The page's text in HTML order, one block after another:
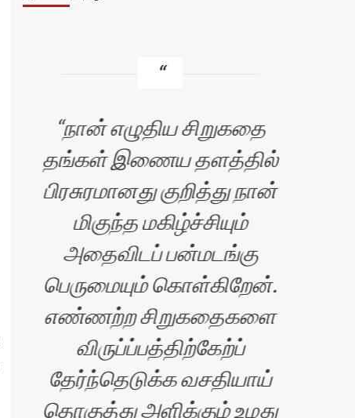
நான் எழுதிய சிறுகதை
தங்கள் இணைய தளத்தில்
பிரசுரமானது குறித்து நான்
மிகுந்த மகிழ்ச்சியும்
அதைவிடப் பன்மடங்கு
பெருமையும் கொள்கிறேன்.
எண்ணற்ற சிறுகதைகளை
விருப்ப்பத்திற்கேற்ப்
தேர்ந்தெடுக்க வசதியாய்
தொகுத்து அளிக்கும் உமது